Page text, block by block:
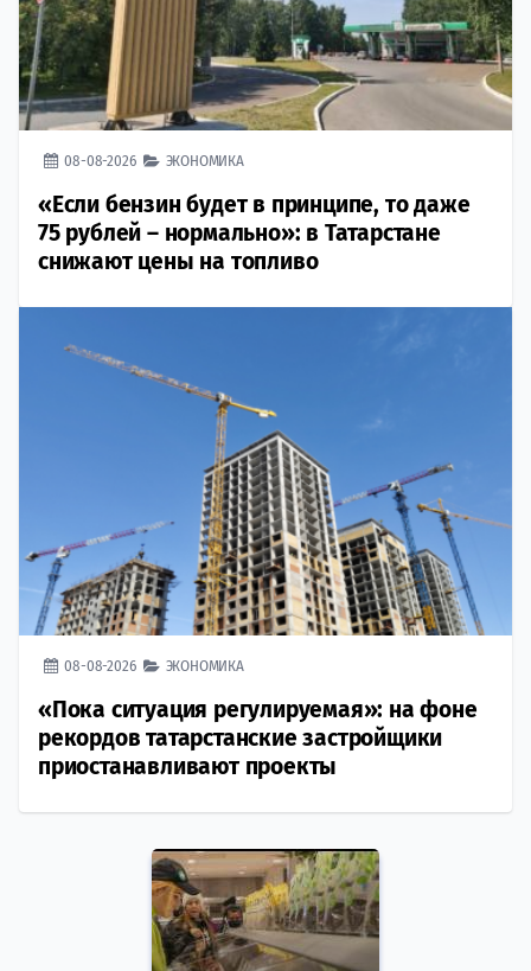
08-08-2026 ЭКОНОМИКА
«Если бензин будет в принципе, то даже
75 рублей – нормально»: в Татарстане
снижают цены на топливо
08-08-2026 ЭКОНОМИКА
«Пока ситуация регулируемая»: на фоне
рекордов татарстанские застройщики
приостанавливают проекты